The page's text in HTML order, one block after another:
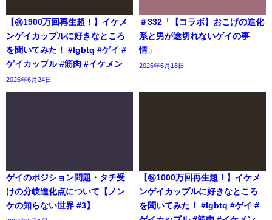
【㊗️1900万回再生超！】イケメ
ンゲイカップルに好きなところ
を聞いてみた！ #lgbtq #ゲイ #
ゲイカップル #筋肉 #イケメン
2026年6月24日
＃332「【コラボ】おこげの進化
系と男が途切れないゲイの事
情」
2026年6月18日
ゲイのポジション問題・タチ受
けの分岐進化点について【ノン
ケの知らない世界 #3】
【㊗️1000万回再生超！】イケメ
ンゲイカップルに好きなところ
を聞いてみた！ #lgbtq #ゲイ #